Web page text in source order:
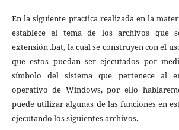
En la siguiente practica realizada en la
establece el tema de los archivos que
extensión .bat, la cual se construyen con el
que estos puedan ser ejecutados por
símbolo del sistema que pertenece al
operativo de Windows, por ello
puede utilizar algunas de las funciones en
ejecutando los siguientes archivos.